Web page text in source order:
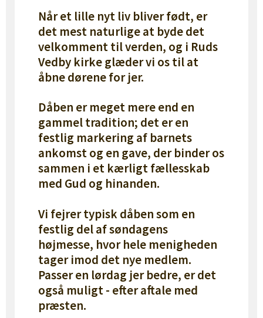
Når et lille nyt liv bliver født, er
det mest naturlige at byde det
velkomment til verden, og i Ruds
Vedby kirke glæder vi os til at
åbne dørene for jer.
Dåben er meget mere end en
gammel tradition; det er en
festlig markering af barnets
ankomst og en gave, der binder os
sammen i et kærligt fællesskab
med Gud og hinanden.
Vi fejrer typisk dåben som en
festlig del af søndagens
højmesse, hvor hele menigheden
tager imod det nye medlem.
Passer en lørdag jer bedre, er det
også muligt - efter aftale med
præsten.